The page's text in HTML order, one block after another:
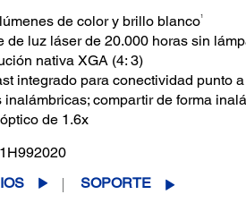
de color y brillo blanco1
de luz láser de 20.000 horas sin
nativa XGA (4: 3)
integrado para conectividad punto
inalámbricas; compartir de forma
de 1.6x
SOPORTE